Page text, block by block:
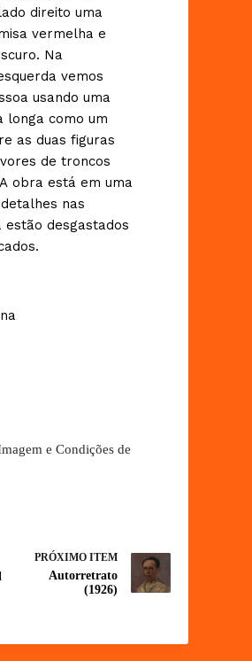
direito uma
vermelha e
Na
vemos
usando uma
longa como um
as duas figuras
de troncos
obra está em uma
nas
estão desgastados
e Condições de
PRÓXIMO ITEM
Autorretrato
(1926)